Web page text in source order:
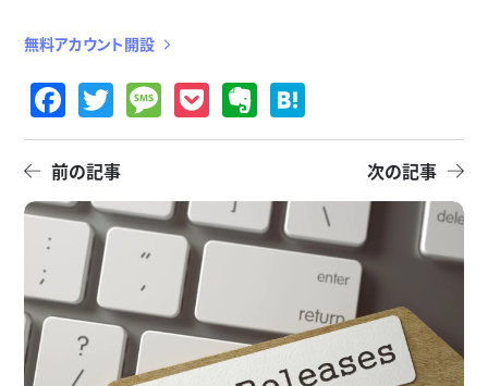
無料アカウント開設
Facebook
Twitter
Message
PocketEvernote
前の記事 次の記事